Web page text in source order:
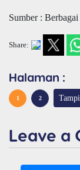
Sumber :
Share:
Halaman :
1 2
Leave a